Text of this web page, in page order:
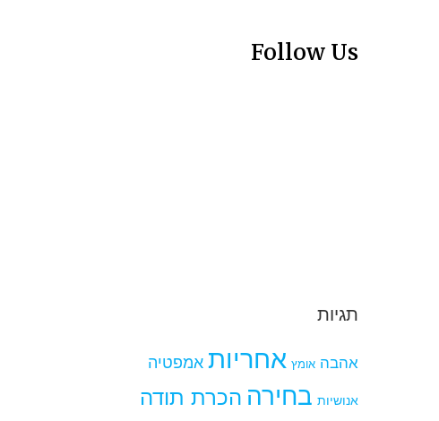
Follow Us
תגיות
אהבה אומץ אחריות אמפטיה
אנושיות בחירה הכרת תודה